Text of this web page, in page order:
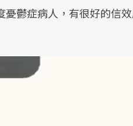
鬱症病人，有很好的信